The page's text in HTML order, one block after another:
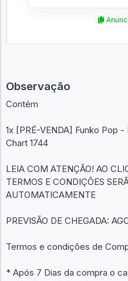
Observação
Contém
1x [PRÉ-VENDA] Funko Pop
Chart 1744
LEIA COM ATENÇÃO! AO
TERMOS E CONDIÇÕES
AUTOMATICAMENTE
PREVISÃO DE CHEGADA:
Termos e condições de
* Após 7 Dias da compra o